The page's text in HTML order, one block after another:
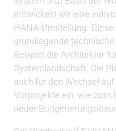
entwickeln wir eine
HANA-Umstellung.
grundlegende
Beispiel die Architektur
Systemlandschaft. Die
auch für den Wechsel
Vorprojekte ein, wie zum
neuer